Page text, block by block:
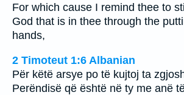
For which cause I remind thee to
God that is in thee through the
hands,
2 Timoteut 1:6 Albanian
Për këtë arsye po të kujtoj ta
Perëndisë që është në ty me anë